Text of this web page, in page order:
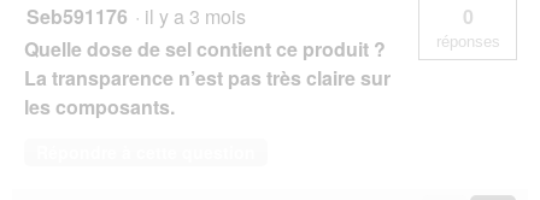
Seb591176 · il y a 3 mois
Quelle dose de sel contient ce produit ?
La transparence n’est pas très claire sur
les composants.
0
réponses